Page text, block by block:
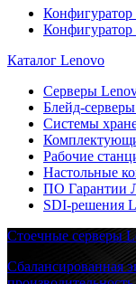
Конфигуратор
Каталог Lenovo
Серверы
Блейд-
Системы
Рабочие
Настольные
ПО Гарантии
SDI-решения
Стоечные серверы
Сбалансированная